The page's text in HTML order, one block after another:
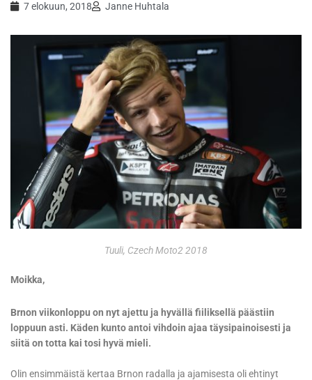
7 elokuun, 2018 Janne Huhtala
Tuuli, Czech Moto2 2018
Moikka,
Brnon viikonloppu on nyt ajettu ja hyvällä fiiliksellä päästiin
loppuun asti. Käden kunto antoi vihdoin ajaa täysipainoisesti ja
siitä on totta kai tosi hyvä mieli.
Olin ensimmäistä kertaa Brnon radalla ja ajamisesta oli ehtinyt